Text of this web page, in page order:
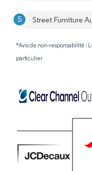
Street Furniture
*Avis de non-responsabilité :
particulier